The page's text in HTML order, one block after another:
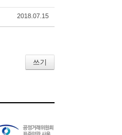
2018.07.15
쓰기